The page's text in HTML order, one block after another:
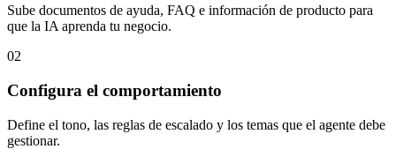
Sube documentos de ayuda, FAQ e información de producto para
que la IA aprenda tu negocio.
02
Configura el comportamiento
Define el tono, las reglas de escalado y los temas que el agente debe
gestionar.